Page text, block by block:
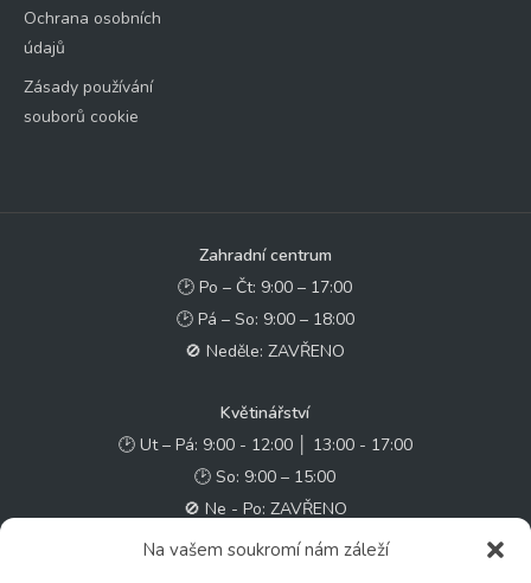
Na vašem soukromí nám záleží
Ochrana osobních
údajů
Zásady používání
souborů cookie
Zahradní centrum
🕑 Po – Čt: 9:00 – 17:00
🕑 Pá – So: 9:00 – 18:00
🚫 Neděle: ZAVŘENO
Květinářství
🕑 Ut – Pá: 9:00 - 12:00 │ 13:00 - 17:00
🕑 So: 9:00 – 15:00
🚫 Ne - Po: ZAVŘENO